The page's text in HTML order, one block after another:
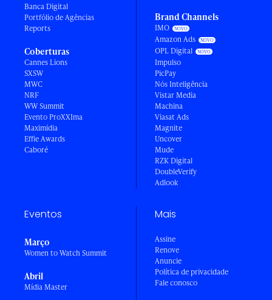
Banca Digital
Portfólio de Agências
Reports
Coberturas
Cannes Lions
SXSW
MWC
NRF
WW Summit
Evento ProXXIma
Maximídia
Effie Awards
Caboré
Brand Channels
IMO
Amazon Ads
OPL Digital
Impulso
PicPay
Nós Inteligência
Vistar Media
Machina
Viasat Ads
Magnite
Uncover
Mude
RZK Digital
DoubleVerify
Adlook
Eventos
Março
Women to Watch Summit
Abril
Mídia Master
Mais
Assine
Renove
Anuncie
Política de privacidade
Fale conosco